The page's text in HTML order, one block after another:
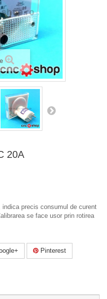
20A
precis consumul de curent
se face usor prin rotirea
Pinterest